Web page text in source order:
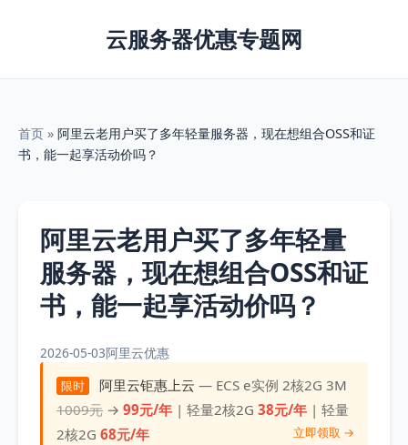
云服务器优惠专题网
首页 » 阿里云老用户买了多年轻量服务器，现在想组合OSS和证
书，能一起享活动价吗？
阿里云老用户买了多年轻量
服务器，现在想组合OSS和证
书，能一起享活动价吗？
2026-05-03阿里云优惠
限时 阿里云钜惠上云 — ECS e实例 2核2G 3M
1009元 →99元/年 | 轻量2核2G38元/年 | 轻量
2核2G68元/年 立即领取 →